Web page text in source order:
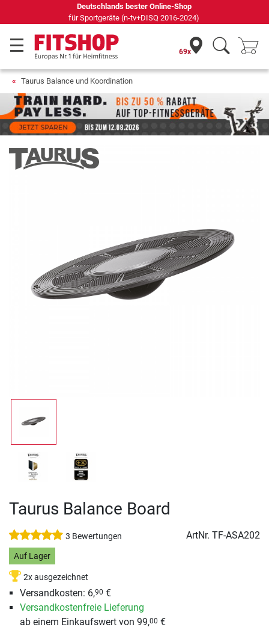
69 Fachmärkte vor Ort mit 75 eigenen Servicetechnikern
69x
Taurus Balance und Koordination
Taurus Balance Board
3 Bewertungen ArtNr. TF-ASA202
Auf Lager
2x ausgezeichnet
Versandkosten: 6,90 €
Versandkostenfreie Lieferung
ab einem Einkaufswert von 99,00 €